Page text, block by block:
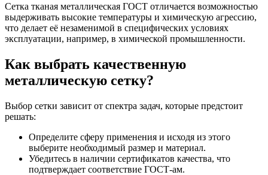
Сетка тканая металлическая ГОСТ отличается возможностью
выдерживать высокие температуры и химическую агрессию,
что делает её незаменимой в специфических условиях
эксплуатации, например, в химической промышленности.
Как выбрать качественную
металлическую сетку?
Выбор сетки зависит от спектра задач, которые предстоит
решать:
Определите сферу применения и исходя из этого
выберите необходимый размер и материал.
Убедитесь в наличии сертификатов качества, что
подтверждает соответствие ГОСТ-ам.